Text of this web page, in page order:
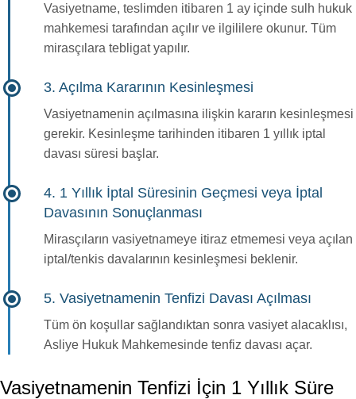
Vasiyetname, teslimden itibaren 1 ay içinde sulh hukuk
mahkemesi tarafından açılır ve ilgililere okunur. Tüm
mirasçılara tebligat yapılır.
3. Açılma Kararının Kesinleşmesi
Vasiyetnamenin açılmasına ilişkin kararın kesinleşmesi
gerekir. Kesinleşme tarihinden itibaren 1 yıllık iptal
davası süresi başlar.
4. 1 Yıllık İptal Süresinin Geçmesi veya İptal
Davasının Sonuçlanması
Mirasçıların vasiyetnameye itiraz etmemesi veya açılan
iptal/tenkis davalarının kesinleşmesi beklenir.
5. Vasiyetnamenin Tenfizi Davası Açılması
Tüm ön koşullar sağlandıktan sonra vasiyet alacaklısı,
Asliye Hukuk Mahkemesinde tenfiz davası açar.
Vasiyetnamenin Tenfizi İçin 1 Yıllık Süre